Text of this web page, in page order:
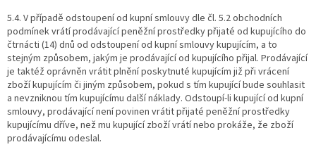
5.4. V případě odstoupení od kupní smlouvy dle čl. 5.2 obchodních
podmínek vrátí prodávající peněžní prostředky přijaté od kupujícího do
čtrnácti (14) dnů od odstoupení od kupní smlouvy kupujícím, a to
stejným způsobem, jakým je prodávající od kupujícího přijal. Prodávající
je taktéž oprávněn vrátit plnění poskytnuté kupujícím již při vrácení
zboží kupujícím či jiným způsobem, pokud s tím kupující bude souhlasit
a nevzniknou tím kupujícímu další náklady. Odstoupí-li kupující od kupní
smlouvy, prodávající není povinen vrátit přijaté peněžní prostředky
kupujícímu dříve, než mu kupující zboží vrátí nebo prokáže, že zboží
prodávajícímu odeslal.